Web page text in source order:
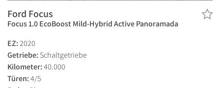
Ford Focus
Focus 1.0 EcoBoost Mild-Hybrid Active Panoramada
EZ:2020
Getriebe: Schaltgetriebe
Kilometer:40.000
Türen:4/5